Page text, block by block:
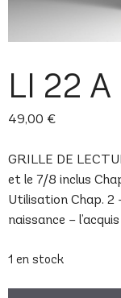
LI 22 A
49,00 €
GRILLE DE
et le 7/8 inclus
Utilisation Chap. 2
naissance –
1 en stock